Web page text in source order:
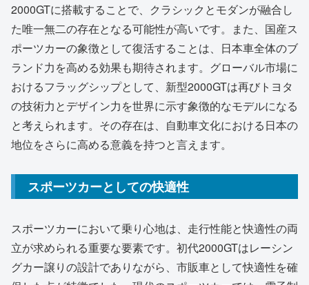
2000GTに搭載することで、クラシックとモダンが融合し
た唯一無二の存在となる可能性が高いです。また、国産ス
ポーツカーの象徴として復活することは、日本車全体のブ
ランド力を高める効果も期待されます。グローバル市場に
おけるフラッグシップとして、新型2000GTは再びトヨタ
の技術力とデザイン力を世界に示す象徴的なモデルになる
と考えられます。その存在は、自動車文化における日本の
地位をさらに高める意義を持つと言えます。
スポーツカーとしての快適性
スポーツカーにおいて乗り心地は、走行性能と快適性の両
立が求められる重要な要素です。初代2000GTはレーシン
グカー譲りの設計でありながら、市販車として快適性を確